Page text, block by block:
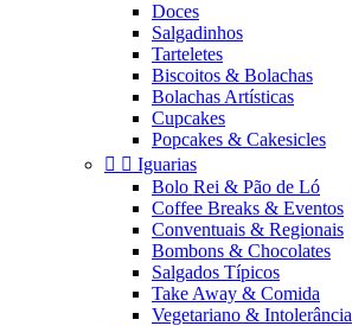
Doces
Salgadinhos
Tarteletes
Biscoitos & Bolachas
Bolachas Artísticas
Cupcakes
Popcakes & Cakesicles
  Iguarias
Bolo Rei & Pão de Ló
Coffee Breaks & Eventos
Conventuais & Regionais
Bombons & Chocolates
Salgados Típicos
Take Away & Comida
Vegetariano & Intolerância